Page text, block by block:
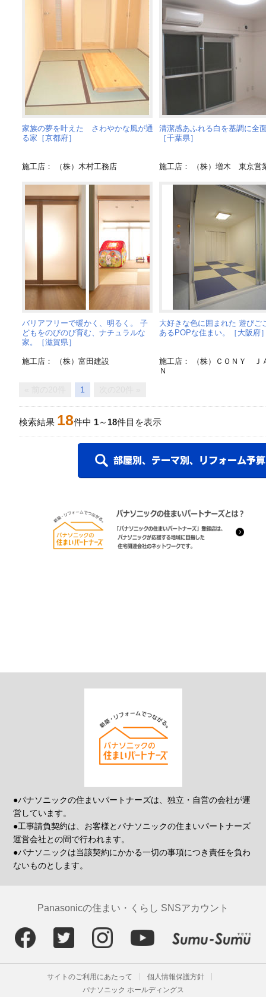
家族の夢を叶えた さわやかな風が通
る家［京都府］
施工店： （株）木村工務店
清潔感あふれる白を基調に全
［千葉県］
施工店： （株）増木 東京営
バリアフリーで暖かく、明るく。 子
どもをのびのび育む、ナチュラルな
家。［滋賀県］
施工店： （株）富田建設
大好きな色に囲まれた 遊びご
あるPOPな住まい。［大阪府
施工店： （株）ＣＯＮＹ Ｊ
Ｎ
1
検索結果 18件中 1～ 18件目を表示
●パナソニックの住まいパートナーズは、独立・自営の会社が運
営しています。
●工事請負契約は、お客様とパナソニックの住まいパートナーズ
運営会社との間で行われます。
●パナソニックは当該契約にかかる一切の事項につき責任を負わ
ないものとします。
Panasonicの住まい・くらし SNSアカウント
サイトのご利用にあたって
個人情報保護方針
パナソニック ホールディングス